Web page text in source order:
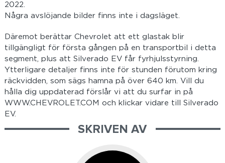
2022.
Några avslöjande bilder finns inte i dagsläget.
Däremot berättar Chevrolet att ett glastak blir
tillgängligt för första gången på en transportbil i detta
segment, plus att Silverado EV får fyrhjulsstyrning.
Ytterligare detaljer finns inte för stunden förutom kring
räckvidden, som sägs hamna på över 640 km. Vill du
hålla dig uppdaterad förslår vi att du surfar in på
WWW.CHEVROLET.COM och klickar vidare till Silverado
EV.
SKRIVEN AV